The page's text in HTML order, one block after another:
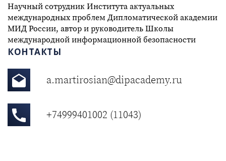
Научный сотрудник Института актуальных
международных проблем Дипломатической академии
МИД России, автор и руководитель Школы
международной информационной безопасности
КОНТАКТЫ
a.martirosian@dipacademy.ru
+74999401002 (11043)